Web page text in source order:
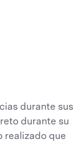
durante sus
durante su
realizado que